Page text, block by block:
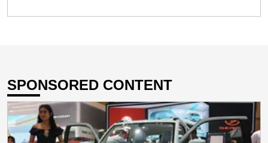
SPONSORED CONTENT